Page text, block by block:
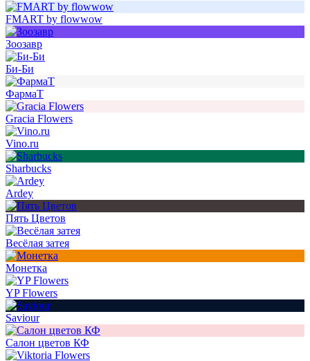
FMART by flowwow
Зоозавр
Би-Би
ФармаТ
Gracia Flowers
Vino.ru
Sharbucks
Ardey
Пять Цветов
Весёлая затея
Монетка
YP Flowers
Saviour
Салон цветов КФ